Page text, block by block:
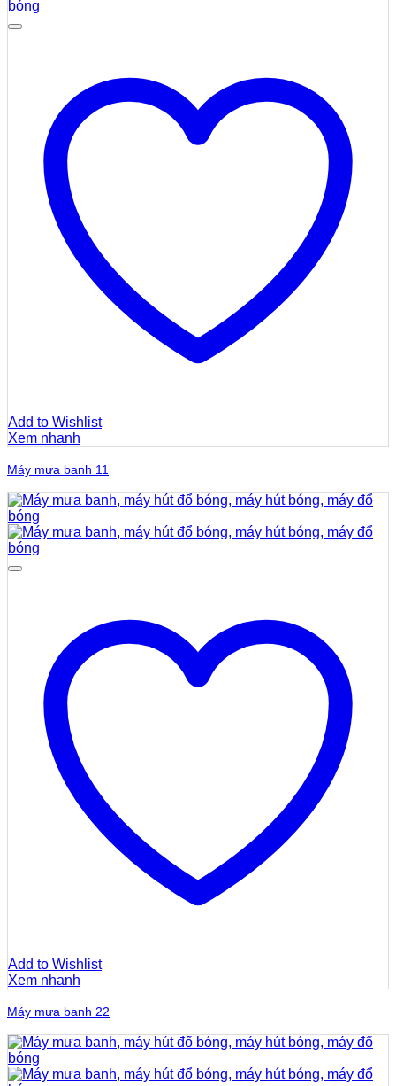
Add to Wishlist
Xem nhanh
Máy mưa banh 11
Add to Wishlist
Xem nhanh
Máy mưa banh 22